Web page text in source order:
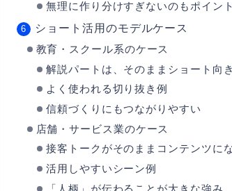
無理に作り分けすぎないのもポイント
ショート活用のモデルケース
教育・スクール系のケース
解説パートは、そのままショート向き
よく使われる切り抜き例
信頼づくりにもつながりやすい
店舗・サービス業のケース
接客トークがそのままコンテンツに
活用しやすいシーン例